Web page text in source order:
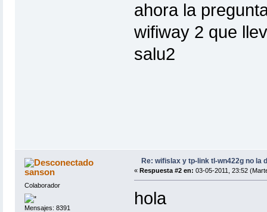
ahora la
wifiway 2 que
salu2
sanson
Colaborador
Mensajes: 8391
Re: wifislax y tp-link tl-wn422g no la
« Respuesta #2 en: 03-05-2011, 23:52
hola